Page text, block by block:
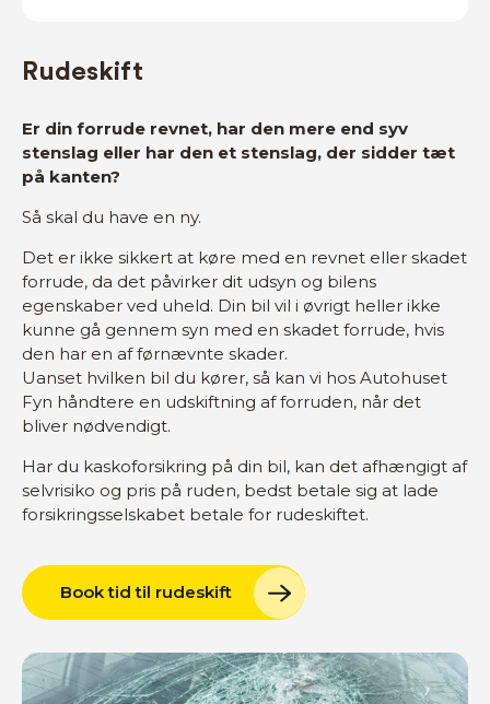
Rudeskift
Er din forrude revnet, har den mere end syv
stenslag eller har den et stenslag, der sidder tæt
på kanten?
Så skal du have en ny.
Det er ikke sikkert at køre med en revnet eller skadet
forrude, da det påvirker dit udsyn og bilens
egenskaber ved uheld. Din bil vil i øvrigt heller ikke
kunne gå gennem syn med en skadet forrude, hvis
den har en af førnævnte skader.
Uanset hvilken bil du kører, så kan vi hos Autohuset
Fyn håndtere en udskiftning af forruden, når det
bliver nødvendigt.
Har du kaskoforsikring på din bil, kan det afhængigt af
selvrisiko og pris på ruden, bedst betale sig at lade
forsikringsselskabet betale for rudeskiftet.
Book tid til rudeskift